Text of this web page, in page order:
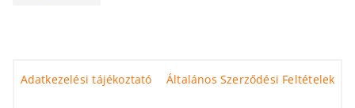
Adatkezelési tájékoztató Általános Szerződési Feltételek